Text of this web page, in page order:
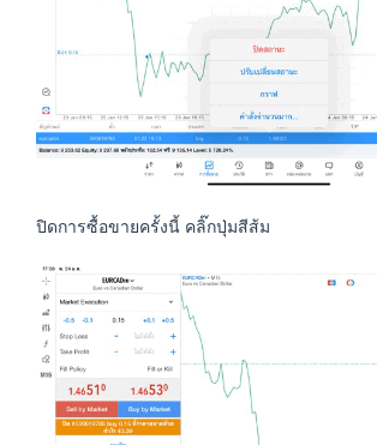
ปิดการซื้อขายครั้งนี้ คลิ๊กปุ่มสีส้ม